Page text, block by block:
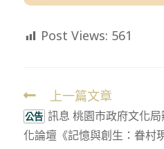
Post Views: 561
Read
more
articles
上一篇文章
公告 訊息 桃園市政府文化
化論壇《記憶與創生：眷村